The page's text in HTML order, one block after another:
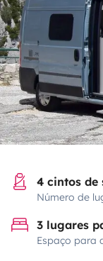
4 cintos de
Número de
3 lugares
Espaço para